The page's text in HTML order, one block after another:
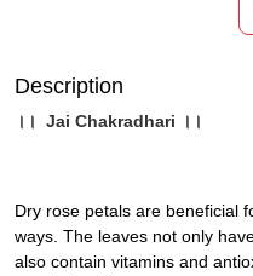
Description
।। Jai Chakradhari ।।
Dry rose petals are beneficial
ways. The leaves not only
also contain vitamins and